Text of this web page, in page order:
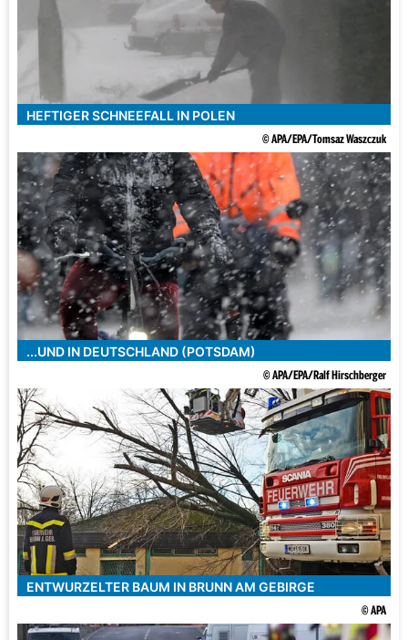
HEFTIGER SCHNEEFALL IN POLEN
© APA/EPA/Tomsaz Waszczuk
...UND IN DEUTSCHLAND (POTSDAM)
© APA/EPA/Ralf Hirschberger
ENTWURZELTER BAUM IN BRUNN AM GEBIRGE
© APA